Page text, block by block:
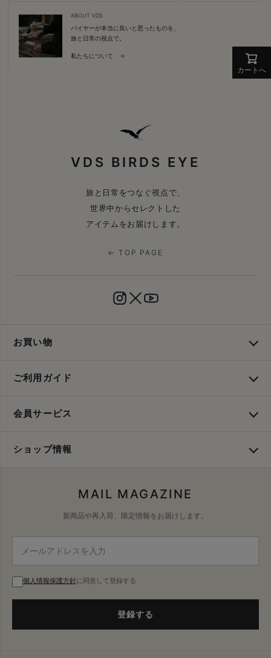
カートへ
ABOUT VDS
バイヤーが本当に良いと思ったものを、
旅と日常の視点で。
私たちについて →
VDS BIRDS EYE
旅と日常をつなぐ視点で、
世界中からセレクトした
アイテムをお届けします。
← TOP PAGE
お買い物
ご利用ガイド
会員サービス
ショップ情報
MAIL MAGAZINE
新商品や再入荷、限定情報をお届けします。
個人情報保護方針に同意して登録する
登録する